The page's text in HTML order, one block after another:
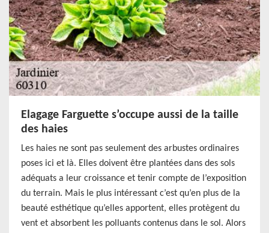
Elagage Farguette s’occupe aussi de la taille
des haies
Les haies ne sont pas seulement des arbustes ordinaires
poses ici et là. Elles doivent être plantées dans des sols
adéquats a leur croissance et tenir compte de l’exposition
du terrain. Mais le plus intéressant c’est qu’en plus de la
beauté esthétique qu’elles apportent, elles protègent du
vent et absorbent les polluants contenus dans le sol. Alors